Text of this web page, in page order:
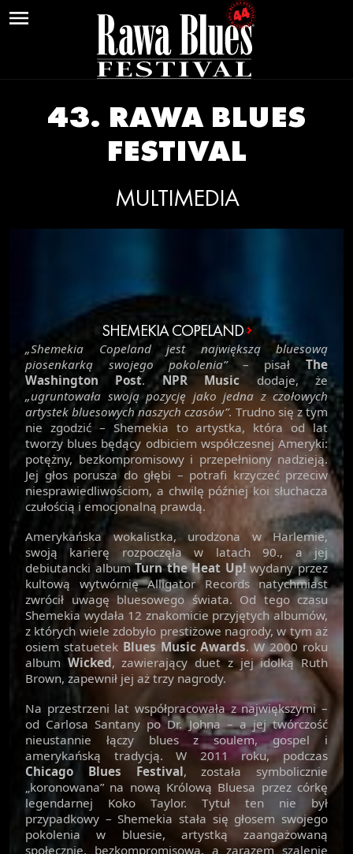
AKTUALNOŚCI
BILETY
O FESTIWALU
KRONIKA
KONTAKT
43. RAWA BLUES
FESTIVAL
MULTIMEDIA
SHEMEKIA COPELAND
„Shemekia Copeland jest największą bluesową
piosenkarką swojego pokolenia”– pisałThe
Washington Post.NPR Music dodaje, że
„ugruntowała swoją pozycję jako jedna z czołowych
artystek bluesowych naszych czasów”. Trudno się z tym
nie zgodzić – Shemekia to artystka, która od lat
tworzy blues będący odbiciem współczesnej Ameryki:
potężny, bezkompromisowy i przepełniony nadzieją.
Jej głos porusza do głębi – potrafi krzyczeć przeciw
niesprawiedliwościom, a chwilę później koi słuchacza
czułością i emocjonalną prawdą.
Amerykańska wokalistka, urodzona w Harlemie,
swoją karierę rozpoczęła w latach 90., a jej
debiutancki albumTurn the Heat Up!wydany przez
kultową wytwórnię Alligator Records natychmiast
zwrócił uwagę bluesowego świata. Od tego czasu
Shemekia wydała 12 znakomicie przyjętych albumów,
z których wiele zdobyło prestiżowe nagrody, w tym aż
osiem statuetek Blues Music Awards. W 2000 roku
album Wicked, zawierający duet z jej idolką Ruth
Brown, zapewnił jej aż trzy nagrody.
Na przestrzeni lat współpracowała z największymi –
od Carlosa Santany po Dr. Johna – a jej twórczość
nieustannie łączy blues z soulem, gospel i
amerykańską tradycją. W 2011 roku, podczas
Chicago Blues Festival, została symbolicznie
„koronowana” na nową Królową Bluesa przez córkę
legendarnej Koko Taylor. Tytuł ten nie był
przypadkowy – Shemekia stała się głosem swojego
pokolenia w bluesie, artystką zaangażowaną
społecznie, bezkompromisową, a zarazem szalenie